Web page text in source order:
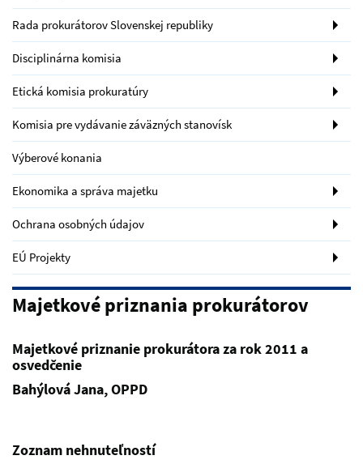
Rada prokurátorov Slovenskej republiky
Disciplinárna komisia
Etická komisia prokuratúry
Komisia pre vydávanie záväzných stanovísk
Výberové konania
Ekonomika a správa majetku
Ochrana osobných údajov
EÚ Projekty
Majetkové priznania prokurátorov
Majetkové priznanie prokurátora za rok 2011 a
osvedčenie
Bahýlová Jana, OPPD
Zoznam nehnuteľností